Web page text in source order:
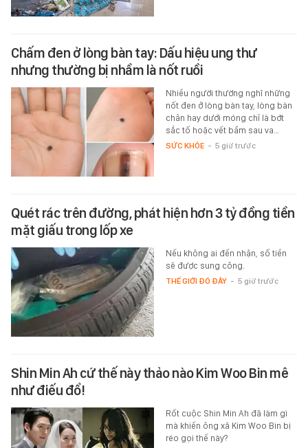
Chấm đen ở lòng bàn tay: Dấu hiệu ung thư
nhưng thường bị nhầm là nốt ruồi
Nhiều người thường nghĩ những
nốt đen ở lòng bàn tay, lòng bàn
chân hay dưới móng chỉ là bớt
sắc tố hoặc vết bầm sau va…
SỨC KHỎE - 5 giờ trước
Quét rác trên đường, phát hiện hơn 3 tỷ đồng tiền
mặt giấu trong lốp xe
Nếu không ai đến nhận, số tiền
sẽ được sung công.
THẾ GIỚI ĐÓ ĐÂY - 5 giờ trước
Shin Min Ah cứ thế này thảo nào Kim Woo Bin mê
như điếu đổ!
Rốt cuộc Shin Min Ah đã làm gì
mà khiến ông xã Kim Woo Bin bị
réo gọi thế này?